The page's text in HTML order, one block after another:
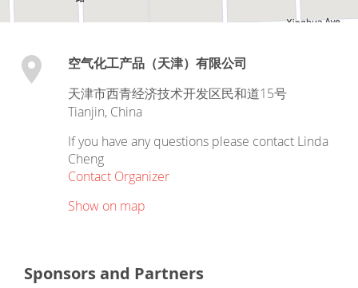
空气化工产品（天津）有限公司
天津市西青经济技术开发区民和道15号
Tianjin, China
If you have any questions please contact Linda
Cheng
Contact Organizer
Show on map
Sponsors and Partners